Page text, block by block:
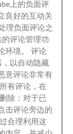
上的负面评
良好的互动关
理负面评论之
的评论管理功
环境。评论
，
以自动隐藏
意评论非常有
有评论 ，在
除 ： 对于已
击评论旁边的
合理利用这